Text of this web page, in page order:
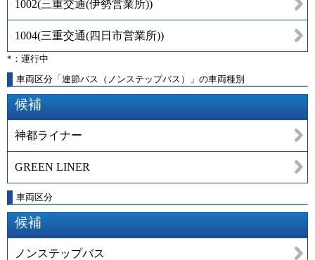
1002(三重交通(伊勢営業所))
1004(三重交通(四日市営業所))
*：運行中
車両区分「連節バス（ノンステップバス）」の車両種別
候補
神都ライナー
GREEN LINER
車両区分
候補
ノンステップバス